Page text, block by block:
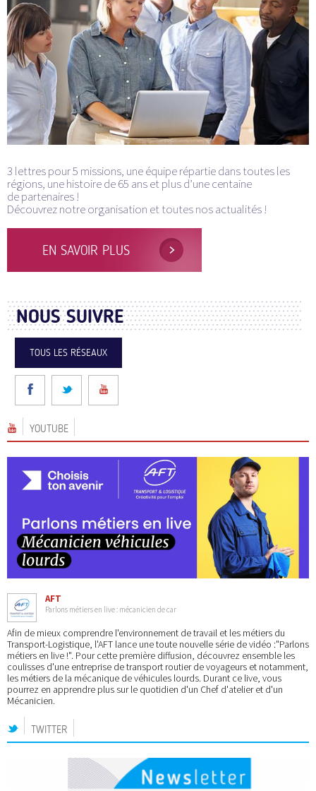
3 lettres pour 5 missions, une équipe répartie dans toutes les
régions, une histoire de 65 ans et plus d’une centaine
de partenaires !
Découvrez notre organisation et toutes nos actualités !
EN SAVOIR PLUS
NOUS SUIVRE
TOUS LES RÉSEAUX
YOUTUBE
AFT
Parlons métiers en live : mécanicien de car
Afin de mieux comprendre l'environnement de travail et les métiers du
Transport-Logistique, l'AFT lance une toute nouvelle série de vidéo :"Parlons
métiers en live !". Pour cette première diffusion, découvrez ensemble les
coulisses d'une entreprise de transport routier de voyageurs et notamment,
les métiers de la mécanique de véhicules lourds. Durant ce live, vous
pourrez en apprendre plus sur le quotidien d'un Chef d'atelier et d'un
Mécanicien.
TWITTER